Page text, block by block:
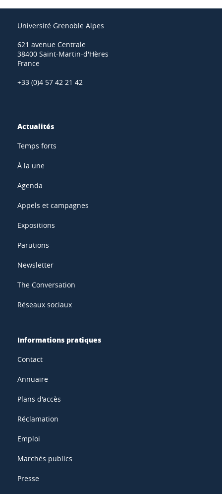
Université Grenoble Alpes
621 avenue Centrale
38400 Saint-Martin-d'Hères
France
+33 (0)4 57 42 21 42
Actualités
Temps forts
À la une
Agenda
Appels et campagnes
Expositions
Parutions
Newsletter
The Conversation
Réseaux sociaux
Informations pratiques
Contact
Annuaire
Plans d'accès
Réclamation
Emploi
Marchés publics
Presse